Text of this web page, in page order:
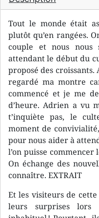
Tout le monde était
plutôt qu’en rangées.
couple et nous nous
attendant le début du
proposé des croissants.
regardé ma montre
commencé et je me
d’heure. Adrien a vu
t’inquiète pas, le
moment de
pour nous aider à
l’on puisse
On échange des
connaître. EXTRAIT
Et les visiteurs de
leurs surprises